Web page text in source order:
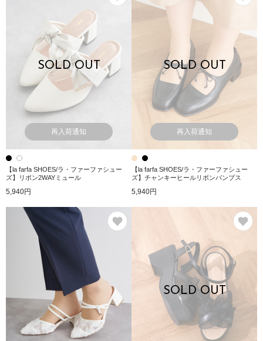
SOLD OUT
再入荷通知
【la farfa SHOES/ラ・ファーファシュー
ズ】リボン2WAYミュール
5,940円
SOLD OUT
再入荷通知
【la farfa SHOES/ラ・ファーファシュー
ズ】チャンキーヒールリボンパンプス
5,940円
SOLD OUT